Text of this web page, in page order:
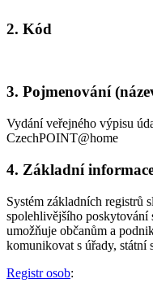
2. Kód
3. Pojmenování
Vydání veřejného výpisu
CzechPOINT@home
4. Základní
Systém základních registrů
spolehlivějšího poskytování
umožňuje občanům a
komunikovat s úřady, státní
Registr osob: